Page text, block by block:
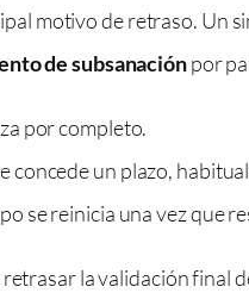
motivo de retraso. Un
de subsanaciónpor
por completo.
concede un plazo,
se reinicia una vez que
la validación final